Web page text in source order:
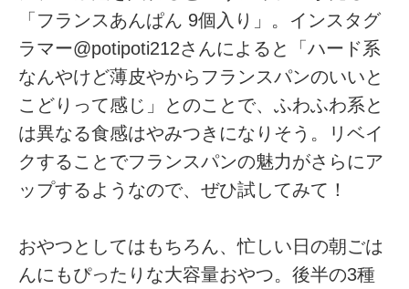
「フランスあんぱん 9個入り」。インスタグ
ラマー@potipoti212さんによると「ハード系
なんやけど薄皮やからフランスパンのいいと
こどりって感じ」とのことで、ふわふわ系と
は異なる食感はやみつきになりそう。リベイ
クすることでフランスパンの魅力がさらにア
ップするようなので、ぜひ試してみて！
おやつとしてはもちろん、忙しい日の朝ごは
んにもぴったりな大容量おやつ。後半の3種